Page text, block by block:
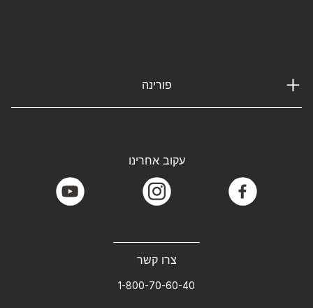
פורינה
צרו קשר
1-800-70-60-40
עקוב אחרינו
facebook
instagram
youtube